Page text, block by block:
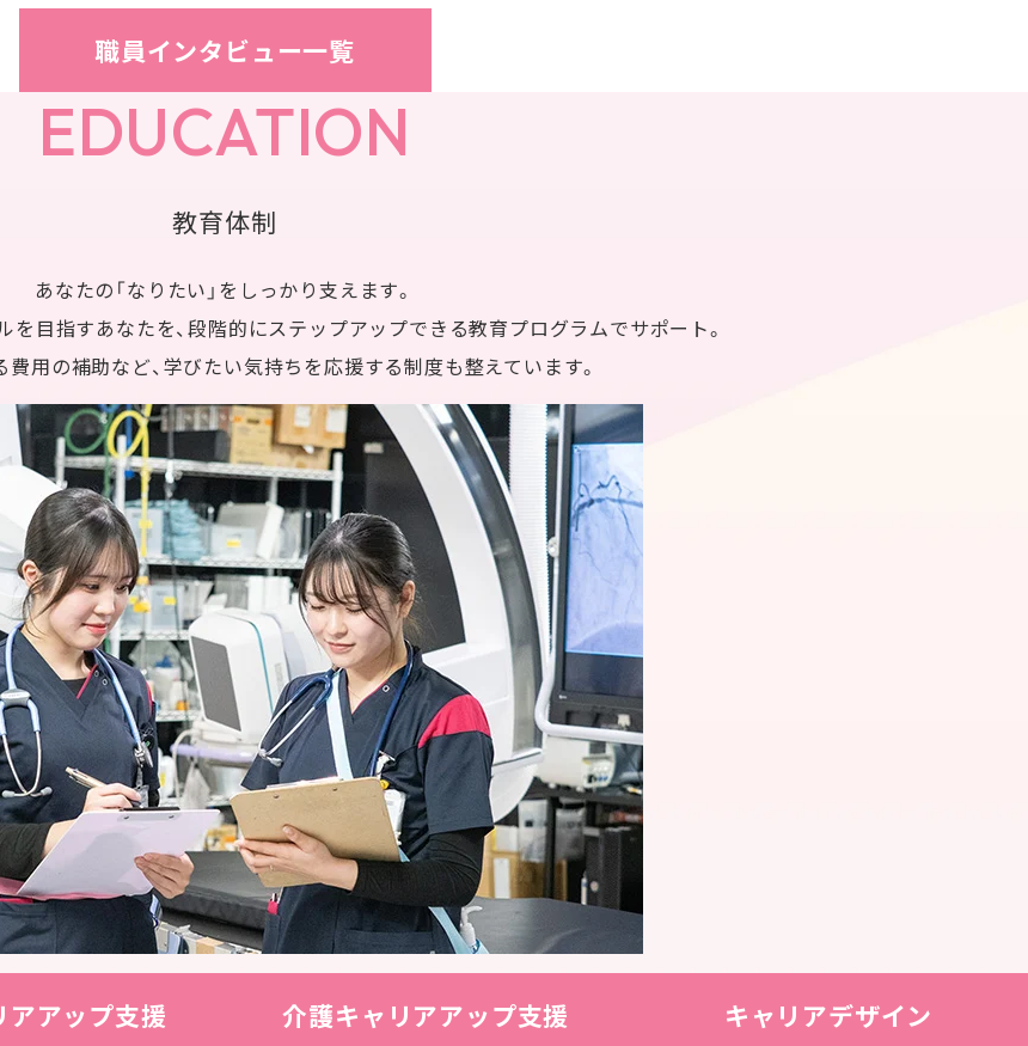
職員インタビュー一覧
EDUCATION
教育体制
あなたの「なりたい」をしっかり支えます。
を目指すあなたを、段階的にステップアップできる教育プログラムでサポート。
用の補助など、学びたい気持ちを応援する制度も整えています。
アアップ支援 介護キャリアアップ支援 キャリアデザイン